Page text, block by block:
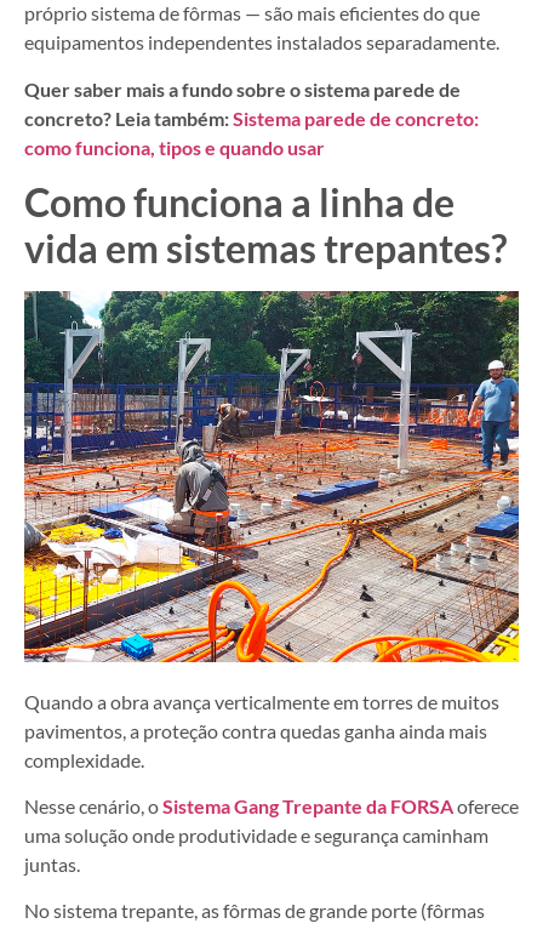
próprio sistema de fôrmas — são mais eficientes do que
equipamentos independentes instalados separadamente.
Quer saber mais a fundo sobre o sistema parede de
concreto? Leia também:Sistema parede de concreto:
como funciona, tipos e quando usar
Como funciona a linha de
vida em sistemas trepantes?
Quando a obra avança verticalmente em torres de muitos
pavimentos, a proteção contra quedas ganha ainda mais
complexidade.
Nesse cenário, oSistema Gang Trepante da FORSAoferece
uma solução onde produtividade e segurança caminham
juntas.
No sistema trepante, as fôrmas de grande porte (fôrmas